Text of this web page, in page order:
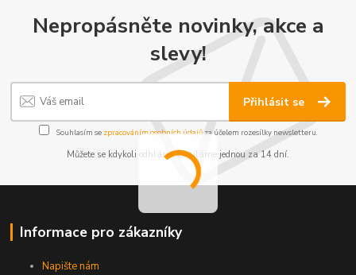
Nepropásněte novinky, akce a
slevy!
Přihlásit se
Souhlasím se zpracováním osobních údajůza účelem rozesílky newsletteru.
Můžete se kdykoli odhlásit. Zasíláme jednou za 14 dní.
Informace pro zákazníky
Napište nám